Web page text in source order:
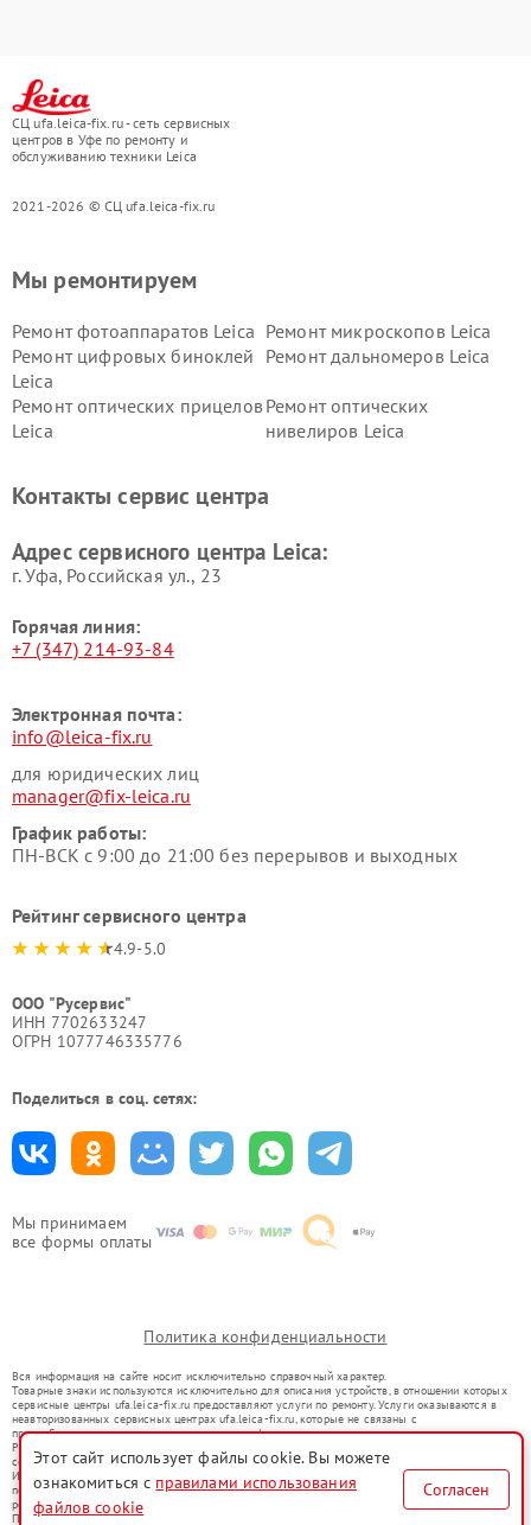
СЦ ufa.leica-fix.ru - сеть сервисных
центров в Уфе по ремонту и
обслуживанию техники Leica
2021-2026 © СЦ ufa.leica-fix.ru
Мы принимаем
все формы оплаты
Мы ремонтируем
Ремонт фотоаппаратов Leica Ремонт микроскопов Leica
Ремонт цифровых биноклей
Leica
Ремонт дальномеров Leica
Ремонт оптических прицелов
Leica
Ремонт оптических
нивелиров Leica
Контакты сервис центра
Адрес сервисного центра Leica:
г. Уфа, Российская ул., 23
Горячая линия:
+7 (347) 214-93-84
Электронная почта:
info@leica-fix.ru
для юридических лиц
manager@fix-leica.ru
График работы:
ПН-ВСК с 9:00 до 21:00 без перерывов и выходных
Рейтинг сервисного центра
4.9-5.0
ООО "Русервис"
ИНН 7702633247
ОГРН 1077746335776
Поделиться в соц. сетях:
Политика конфиденциальности
Вся информация на сайте носит исключительно справочный характер.
Товарные знаки используются исключительно для описания устройств, в отношении которых
сервисные центры ufa.leica-fix.ru предоставляют услуги по ремонту. Услуги оказываются в
неавторизованных сервисных центрах ufa.leica-fix.ru, которые не связаны с
правообладателями товарных знаков или их официальными представителями.
Ремонт осуществляется для устройств, уже введенных в гражданский оборот в соответствии
со статьей 1487 ГК РФ.
Использование товарных знаков не преследует цели индивидуализации услуг или введения
потребителей в заблуждение, а служит для информирования о предоставляемых услугах по
ремонту техники указанных брендов.
Представленная на сайте информация не является публичной офертой, определяемой
Этот сайт использует файлы cookie. Вы можете
ознакомиться с правилами использования
файлов cookie
Согласен